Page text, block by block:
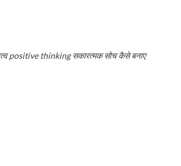
positive thinking सकारत्मक सोच कैसे बनाए